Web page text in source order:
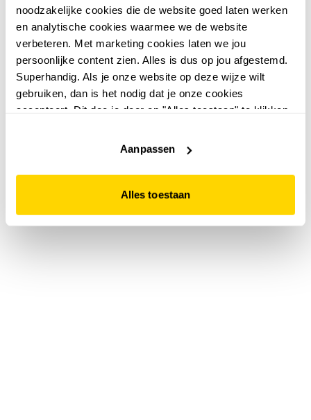
noodzakelijke cookies die de website goed laten werken
en analytische cookies waarmee we de website
verbeteren. Met marketing cookies laten we jou
persoonlijke content zien. Alles is dus op jou afgestemd.
Superhandig. Als je onze website op deze wijze wilt
gebruiken, dan is het nodig dat je onze cookies
accepteert. Dit doe je door op "Alles toestaan" te klikken.
website niet optimaal functioneert.
Aanpassen
Alles toestaan